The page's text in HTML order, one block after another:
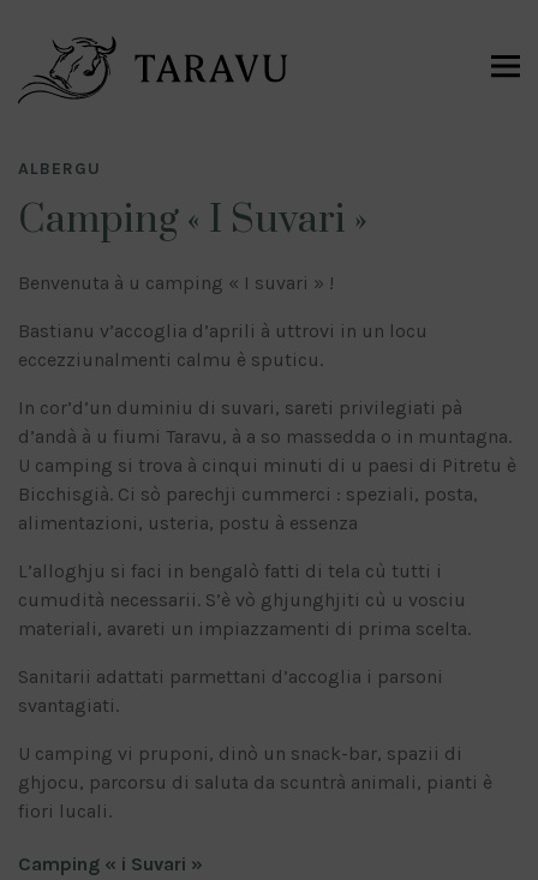
ALBERGU
Camping « I Suvari »
Benvenuta à u camping « I suvari » !
Bastianu v’accoglia d’aprili à uttrovi in un locu
eccezziunalmenti calmu è sputicu.
In cor’d’un duminiu di suvari, sareti privilegiati pà
d’andà à u fiumi Taravu, à a so massedda o in muntagna.
U camping si trova à cinqui minuti di u paesi di Pitretu è
Bicchisgià. Ci sò parechji cummerci : speziali, posta,
alimentazioni, usteria, postu à essenza
L’alloghju si faci in bengalò fatti di tela cù tutti i
cumudità necessarii. S’è vò ghjunghjiti cù u vosciu
materiali, avareti un impiazzamenti di prima scelta.
Sanitarii adattati parmettani d’accoglia i parsoni
svantagiati.
U camping vi pruponi, dinò un snack-bar, spazii di
ghjocu, parcorsu di saluta da scuntrà animali, pianti è
fiori lucali.
Camping « i Suvari »